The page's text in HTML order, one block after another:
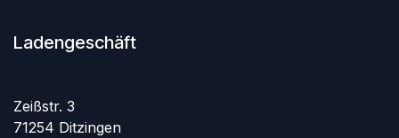
Ladengeschäft
Zeißstr. 3
71254 Ditzingen